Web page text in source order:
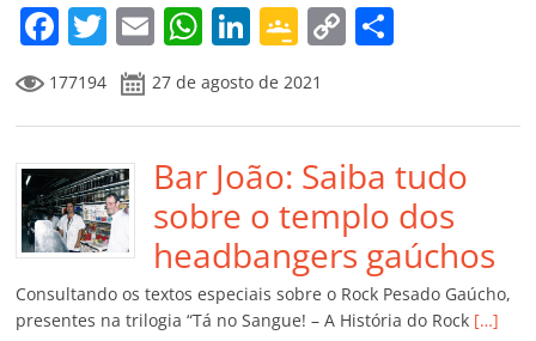
m
F
a
c
e
b
o
o
k
T
w
itt
er
E
m
ai
l
W
at
s
A
p
p
Li
n
k
e
dI
n
G
o
o
gl
e
Cl
a
ss
C
y
Li
n
k
p
ar
til
h
ar
177194 27 de agosto de 2021
Bar João: Saiba tudo
sobre o templo dos
headbangers gaúchos
Consultando os textos especiais sobre o Rock Pesado Gaúcho,
presentes na trilogia “Tá no Sangue! – A História do Rock […]